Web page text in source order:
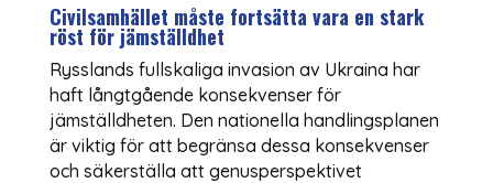
Civilsamhället måste fortsätta vara en stark
röst för jämställdhet
Rysslands fullskaliga invasion av Ukraina har
haft långtgående konsekvenser för
jämställdheten. Den nationella handlingsplanen
är viktig för att begränsa dessa konsekvenser
och säkerställa att genusperspektivet